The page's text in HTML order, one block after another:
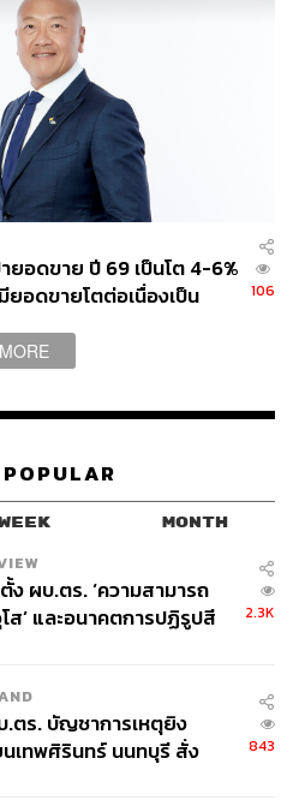
ยอดขาย ปี 69 เป็นโต 4-6%
อดขายโตต่อเนื่องเป็น
106
MORE
MONTH
ง ผบ.ตร. ‘ความสามารถ
ส’ และอนาคตการปฏิรูปสี
2.3K
.ตร. บัญชาการเหตุยิง
นเทพศิรินทร์ นนทบุรี สั่ง
843